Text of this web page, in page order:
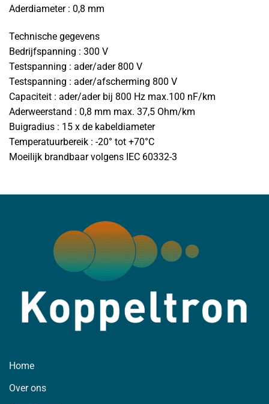
Aderdiameter : 0,8 mm
Technische gegevens
Bedrijfspanning : 300 V
Testspanning : ader/ader 800 V
Testspanning : ader/afscherming 800 V
Capaciteit : ader/ader bij 800 Hz max.100 nF/km
Aderweerstand : 0,8 mm max. 37,5 Ohm/km
Buigradius : 15 x de kabeldiameter
Temperatuurbereik : -20° tot +70°C
Moeilijk brandbaar volgens IEC 60332-3
Home
Over ons